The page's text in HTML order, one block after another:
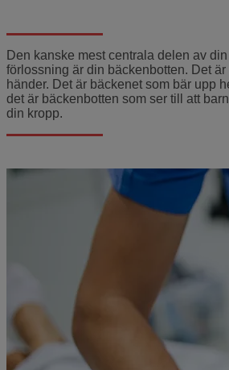
Den kanske mest centrala delen av
förlossning är din bäckenbotten. Det
händer. Det är bäckenet som bär upp
det är bäckenbotten som ser till att
din kropp.